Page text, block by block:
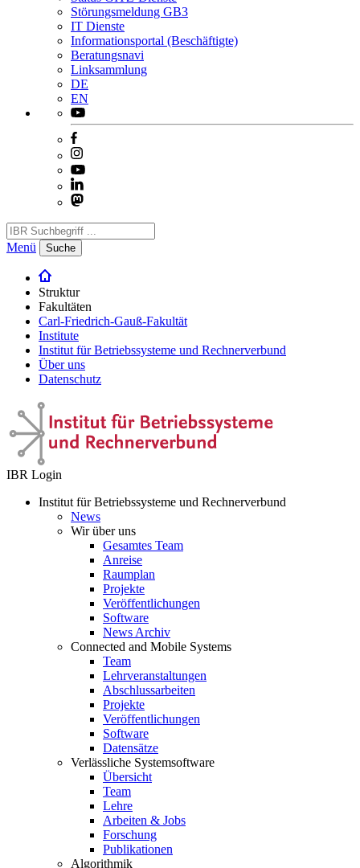
Störungsmeldung GB3
IT Dienste
Informationsportal (Beschäftigte)
Beratungsnavi
Linksammlung
DE
EN
Menü Suche
Struktur
Fakultäten
Carl-Friedrich-Gauß-Fakultät
Institute
Institut für Betriebssysteme und Rechnerverbund
Über uns
Datenschutz
IBR Login
Institut für Betriebssysteme und Rechnerverbund
News
Wir über uns
Gesamtes Team
Anreise
Raumplan
Projekte
Veröffentlichungen
Software
News Archiv
Connected and Mobile Systems
Team
Lehrveranstaltungen
Abschlussarbeiten
Projekte
Veröffentlichungen
Software
Datensätze
Verlässliche Systemsoftware
Übersicht
Team
Lehre
Arbeiten & Jobs
Forschung
Publikationen
Algorithmik